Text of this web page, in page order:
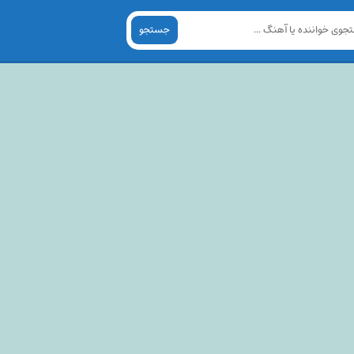
جستجو